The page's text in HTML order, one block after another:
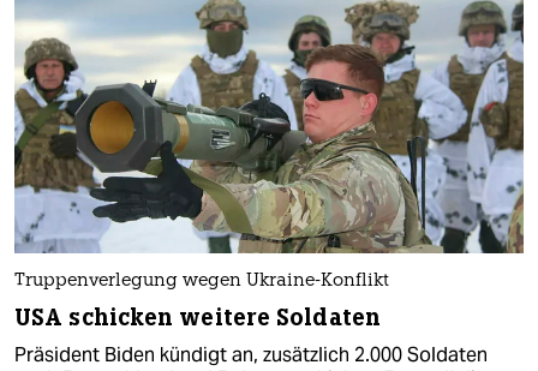
Truppenverlegung wegen Ukraine-Konflikt
USA schicken weitere Soldaten
Präsident Biden kündigt an, zusätzlich 2.000 Soldaten